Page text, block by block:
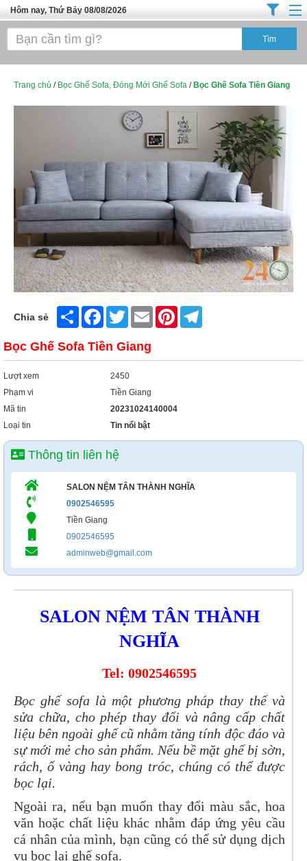
Hôm nay, Thứ Bảy 08/08/2026
Trang chủ
Tuyển Sinh Đào Tạo
Điện Tử Điện Máy
Làm Đẹp
Thời Trang
Việc Làm
Dịch Vụ
Hàng Tiêu Dùng
Xây Dựng
Trang chủ / Bọc Ghế Sofa, Đóng Mới Ghế Sofa / Bọc Ghế Sofa Tiền Giang
Chia sẻ Share FacebookTwitter Email Pinterest
Bọc Ghế Sofa Tiền Giang
Lượt xem
2450
Phạm vi
Tiền Giang
Mã tin
20231024140004
Loại tin
Tin nổi bật
Thông tin liên hệ
SALON NỆM TÂN THÀNH NGHĨA
0902546595
Tiền Giang
0902546595
adminweb@gmail.com
SALON NỆM TÂN THÀNH
NGHĨA
Tel: 0902546595
Bọc ghế sofa là một phương pháp thay thế và
sửa chữa, cho phép thay đổi và nâng cấp chất
liệu bên ngoài ghế cũ nhằm tăng tính độc đáo và
sự mới mẻ cho sản phẩm. Nếu bề mặt ghế bị sờn,
rách, ố vàng hay bong tróc, chúng có thể được
bọc lại.
Ngoài ra, nếu bạn muốn thay đổi màu sắc, hoa
văn hoặc chất liệu khác nhằm đáp ứng yêu cầu
cá nhân của mình, bạn cũng có thể sử dụng dịch
vụ bọc lại ghế sofa.